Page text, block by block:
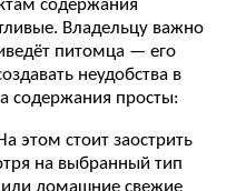
содержания
Владельцу важно
питомца — его
неудобства в
содержания просты:
этом стоит заострить
на выбранный тип